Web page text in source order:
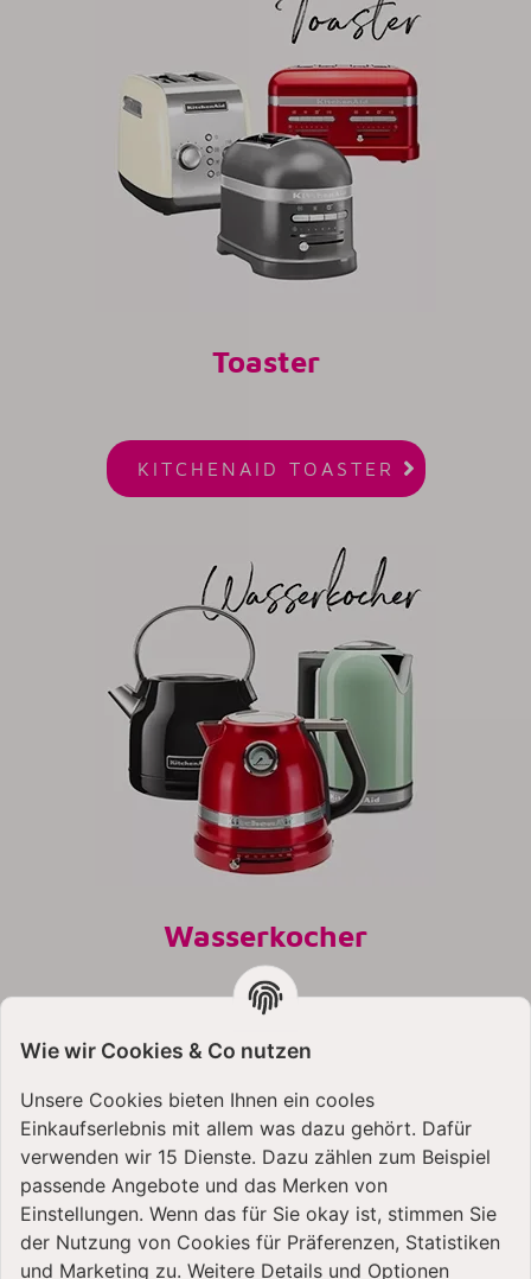
Toaster
KITCHENAID TOASTER 
Wasserkocher
KITCHENAID WASSERKOCHER
Wie wir Cookies & Co nutzen
Unsere Cookies bieten Ihnen ein cooles
Einkaufserlebnis mit allem was dazu gehört. Dafür
verwenden wir 15 Dienste. Dazu zählen zum Beispiel
passende Angebote und das Merken von
Einstellungen. Wenn das für Sie okay ist, stimmen Sie
der Nutzung von Cookies für Präferenzen, Statistiken
und Marketing zu. Weitere Details und Optionen